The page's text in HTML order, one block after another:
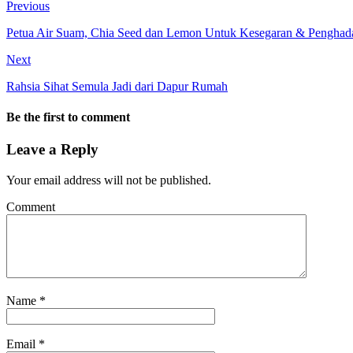
Previous
Petua Air Suam, Chia Seed dan Lemon Untuk Kesegaran &
Next
Rahsia Sihat Semula Jadi dari Dapur Rumah
Be the first to comment
Leave a Reply
Your email address will not be published.
Comment
Name *
Email *